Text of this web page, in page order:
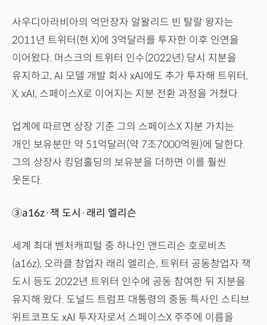
사우디아라비아의 억만장자 알왈리드 빈 탈랄 왕자는
2011년 트위터(현 X)에 3억달러를 투자한 이후 인연을
이어왔다. 머스크의 트위터 인수(2022년) 당시 지분을
유지하고, AI 모델 개발 회사 xAI에도 추가 투자해 트위터,
X, xAI, 스페이스X로 이어지는 지분 전환 과정을 거쳤다.
업계에 따르면 상장 기준 그의 스페이스X 지분 가치는
개인 보유분만 약 51억달러(약 7조7000억원)에 달한다.
그의 상장사 킹덤홀딩의 보유분을 더하면 이를 훨씬
웃돈다.
③a16z·잭 도시·래리 엘리슨
세계 최대 벤처캐피털 중 하나인 앤드리슨 호로비츠
(a16z), 오라클 창업자 래리 엘리슨, 트위터 공동창업자 잭
도시 등도 2022년 트위터 인수에 공동 참여한 뒤 지분을
유지해 왔다. 도널드 트럼프 대통령의 중동 특사인 스티브
위트코프도 xAI 투자자로서 스페이스X 주주에 이름을